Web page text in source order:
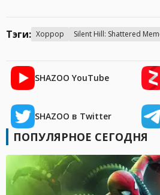
Тэги: Хоррор Silent Hill: Shattered
SHAZOO YouTube
SHAZOO в Twitter
ПОПУЛЯРНОЕ СЕГОДНЯ